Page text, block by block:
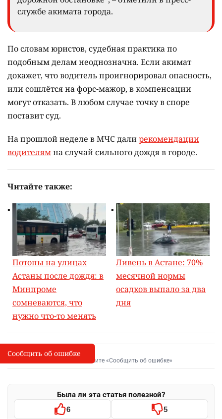
службе акимата города.
По словам юристов, судебная практика по
подобным делам неоднозначна. Если акимат
докажет, что водитель проигнорировал опасность,
или сошлётся на форс-мажор, в компенсации
могут отказать. В любом случае точку в споре
поставит суд.
На прошлой неделе в МЧС далирекомендации
водителямна случай сильного дождя в городе.
Читайте также:
Потопы на улицах
Астаны после дождя: в
Минпроме
сомневаются, что
нужно что-то менять
Ливень в Астане: 70%
месячной нормы
осадков выпало за два
дня
I
Сообщить об опечатке
Выделите фрагмент и нажмите «Сообщить об ошибке»
Была ли эта статья полезной?
6 5
Сообщить об ошибке